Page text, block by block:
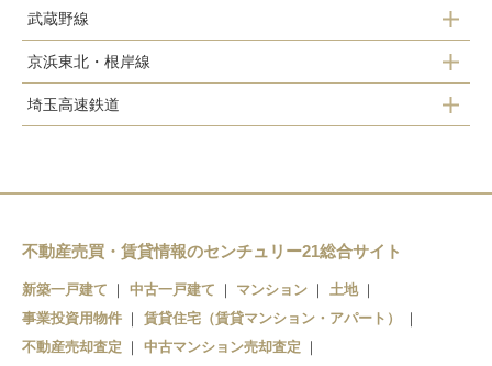
武蔵野線
東川口駅
京浜東北・根岸線
西川口駅
埼玉高速鉄道
南鳩ヶ谷駅
鳩ヶ谷駅
新井宿駅
戸塚安行駅
不動産売買・賃貸情報のセンチュリー21総合サイト
新築一戸建て 中古一戸建て マンション
土地
事業投資用物件
賃貸住宅（賃貸マンション・アパート）
不動産売却査定
中古マンション売却査定